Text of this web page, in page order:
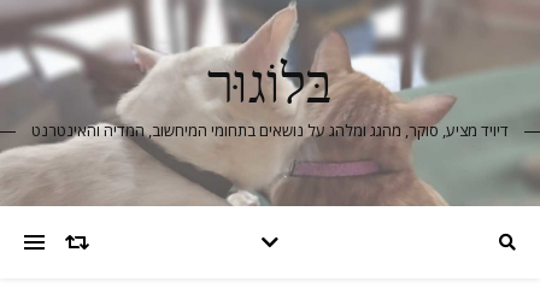
בּלוֹגוּר
דיויד מציע, סוקר, מהגג ומלהג על נושאים בתחומי המיחשוב, המדיה והאינטרנט